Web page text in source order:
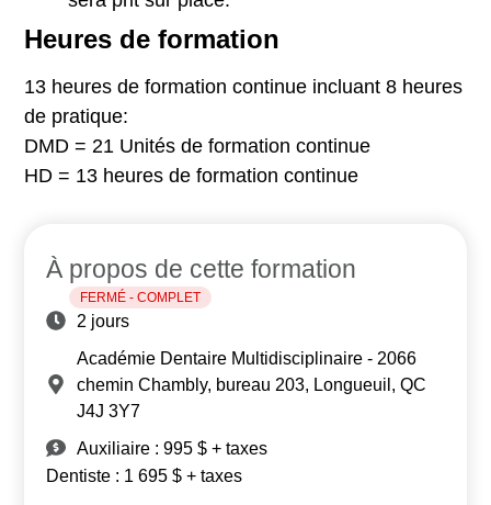
Heures de formation
13 heures de formation continue incluant 8 heures
de pratique:
DMD = 21 Unités de formation continue
HD = 13 heures de formation continue
À propos de cette formation
FERMÉ - COMPLET
2 jours
Académie Dentaire Multidisciplinaire - 2066
chemin Chambly, bureau 203, Longueuil, QC
J4J 3Y7
Auxiliaire : 995 $ + taxes
Dentiste : 1 695 $ + taxes